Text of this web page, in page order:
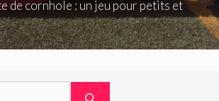
de cornhole : un jeu pour petits et